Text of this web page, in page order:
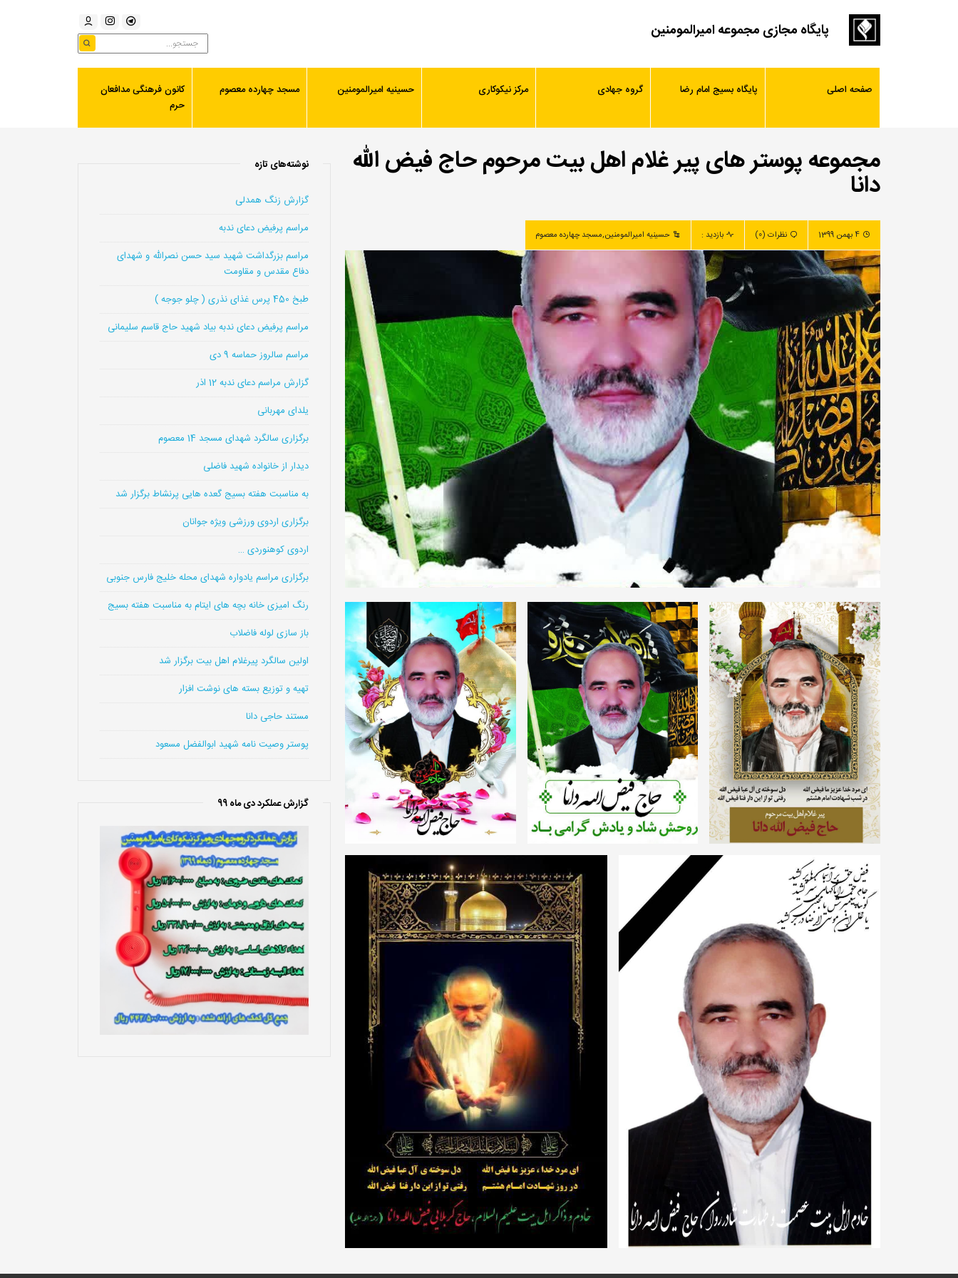
پایگاه مجازی مجموعه امیرالمومنین
صفحه اصلی پایگاه بسیج امام رضا گروه جهادی مرکز نیکوکاری حسینیه امیرالمومنین مسجد چهارده معصوم
کانون فرهنگی مدافعان
حرم
مجموعه پوستر های پیر غلام اهل بیت مرحوم حاج فیض الله
دانا
4 بهمن 1399 نظرات (0) بازدید : حسینیه امیرالمومنین,مسجد چهارده معصوم
نوشته‌های تازه
گزارش زنگ همدلی
مراسم پرفیض دعای ندبه
مراسم بزرگداشت شهید سید حسن نصرالله و شهدای
دفاع مقدس و مقاومت
طبخ 450 پرس غذای نذری ( چلو جوجه )
مراسم پرفیض دعای ندبه بیاد شهید حاج قاسم سلیمانی
مراسم سالروز حماسه 9 دی
گزارش مراسم دعای ندبه 12 اذر
یلدای مهربانی
برگزاری سالگرد شهدای مسجد 14 معصوم
دیدار از خانواده شهید فاضلی
به مناسبت هفته بسیج گعده هایی پرنشاط برگزار شد
برگزاری اردوی ورزشی ویژه جوانان
اردوی کوهنوردی …
برگزاری مراسم یادواره شهدای محله خلیج فارس جنوبی
رنگ امیزی خانه بچه های ایتام به مناسبت هفته بسیج
باز سازی لوله فاضلاب
اولین سالگرد پیرغلام اهل بیت برگزار شد
تهیه و توزیع بسته های نوشت افزار
مستند حاجی دانا
پوستر وصیت نامه شهید ابوالفضل مسعود
گزارش عملکرد دی ماه 99